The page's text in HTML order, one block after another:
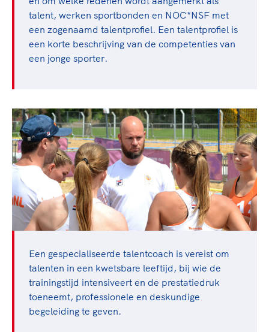
talent, werken sportbonden en NOC*NSF met
een zogenaamd talentprofiel. Een talentprofiel is
een korte beschrijving van de competenties van
een jonge sporter.
Een gespecialiseerde talentcoach is vereist om
talenten in een kwetsbare leeftijd, bij wie de
trainingstijd intensiveert en de prestatiedruk
toeneemt, professionele en deskundige
begeleiding te geven.